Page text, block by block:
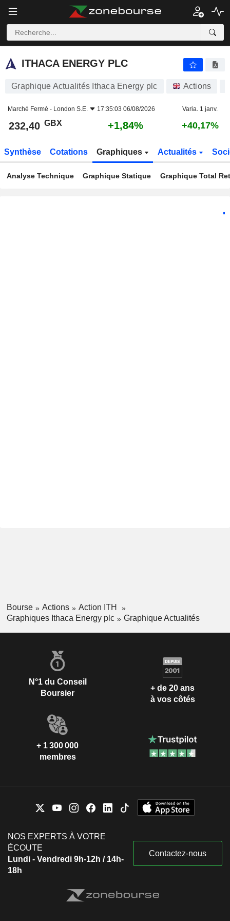
ITHACA ENERGY PLC
ITHACA ENERGY PLC
Graphique Actualités Ithaca Energy plc Actions
Marché Fermé - London S.E. 17:35:03 06/08/2026 Varia. 1 janv.
232,40 GBX +1,84% +40,17%
Synthèse Cotations Graphiques Actualités
Analyse Technique Graphique Statique Graphique Total
Bourse Actions
Action ITH
Graphiques Ithaca Energy plc
Graphique Actualités
N°1 du Conseil
Boursier
+ de 20 ans
à vos côtés
+ 1 300 000
membres
NOS EXPERTS À VOTRE
ÉCOUTE
Lundi - Vendredi 9h-12h / 14h-
18h
Contactez-nous